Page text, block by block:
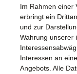
Im Rahmen einer
erbringt ein
und zur
Wahrung unserer
Interessen an
Angebots. Alle